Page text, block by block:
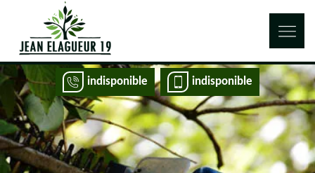
indisponible indisponible